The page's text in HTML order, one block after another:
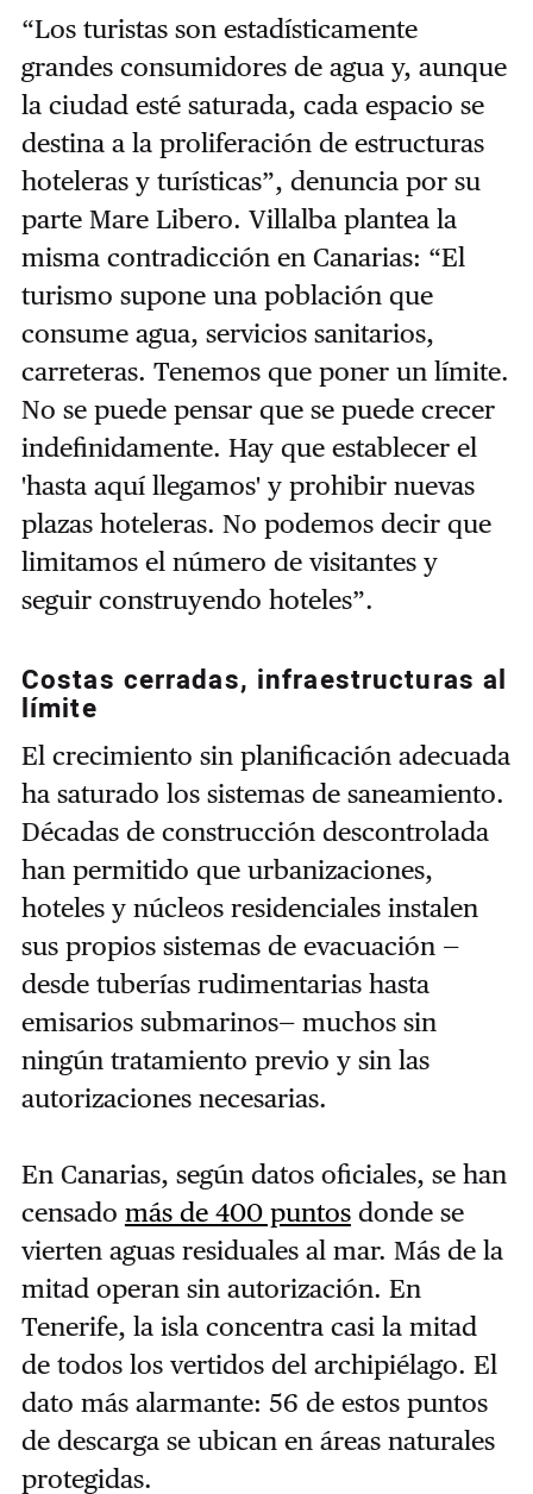
“Los turistas son estadísticamente
grandes consumidores de agua y, aunque
la ciudad esté saturada, cada espacio se
destina a la proliferación de estructuras
hoteleras y turísticas”, denuncia por su
parte Mare Libero. Villalba plantea la
misma contradicción en Canarias: “El
turismo supone una población que
consume agua, servicios sanitarios,
carreteras. Tenemos que poner un límite.
No se puede pensar que se puede crecer
indefinidamente. Hay que establecer el
'hasta aquí llegamos' y prohibir nuevas
plazas hoteleras. No podemos decir que
limitamos el número de visitantes y
seguir construyendo hoteles”.
Costas cerradas, infraestructuras al
límite
El crecimiento sin planificación adecuada
ha saturado los sistemas de saneamiento.
Décadas de construcción descontrolada
han permitido que urbanizaciones,
hoteles y núcleos residenciales instalen
sus propios sistemas de evacuación —
desde tuberías rudimentarias hasta
emisarios submarinos— muchos sin
ningún tratamiento previo y sin las
autorizaciones necesarias.
En Canarias, según datos oficiales, se han
censado más de 400 puntosdonde se
vierten aguas residuales al mar. Más de la
mitad operan sin autorización. En
Tenerife, la isla concentra casi la mitad
de todos los vertidos del archipiélago. El
dato más alarmante: 56 de estos puntos
de descarga se ubican en áreas naturales
protegidas.